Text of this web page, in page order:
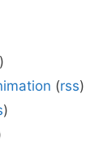
)
(rss)
)